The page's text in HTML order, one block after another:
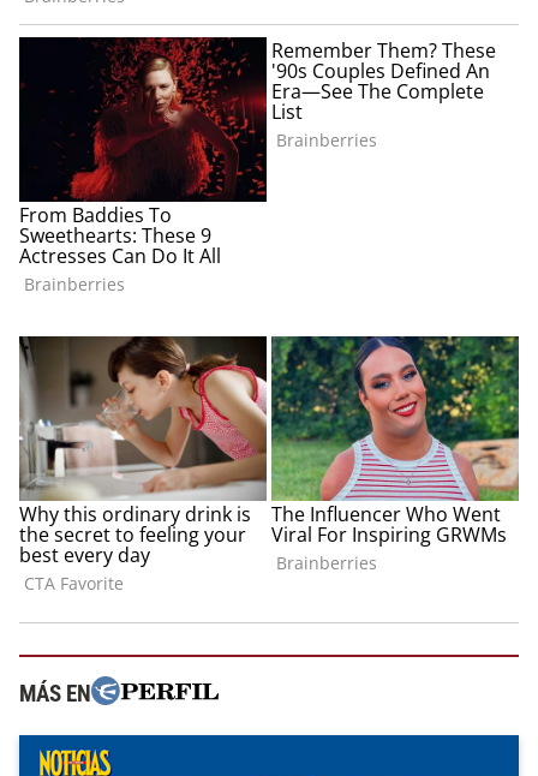
MÁS EN